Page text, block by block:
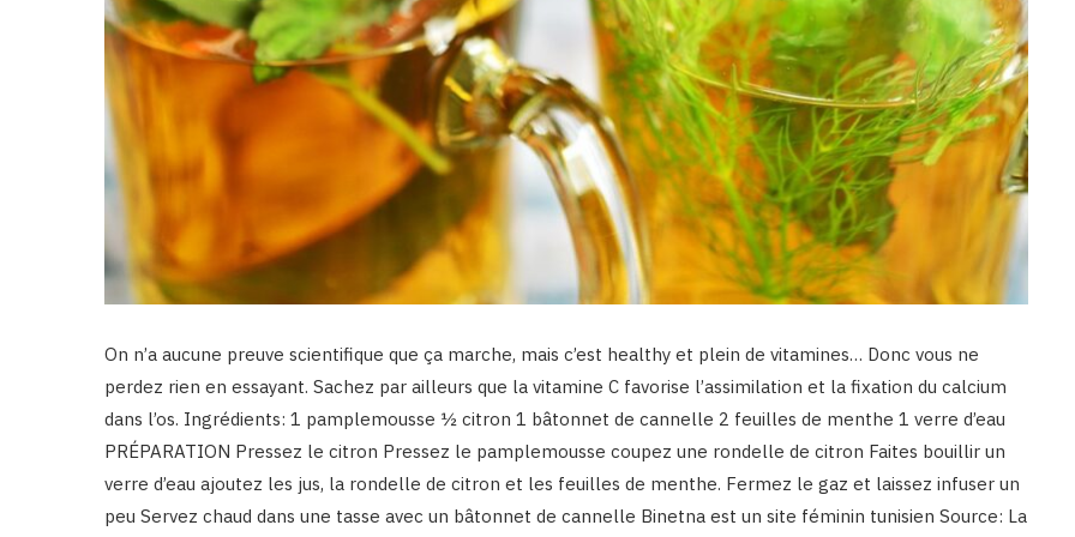
On n’a aucune preuve scientifique que ça marche, mais c’est healthy et plein de vitamines… Donc vous ne
perdez rien en essayant. Sachez par ailleurs que la vitamine C favorise l’assimilation et la fixation du calcium
dans l’os. Ingrédients: 1 pamplemousse ½ citron 1 bâtonnet de cannelle 2 feuilles de menthe 1 verre d’eau
PRÉPARATION Pressez le citron Pressez le pamplemousse coupez une rondelle de citron Faites bouillir un
verre d’eau ajoutez les jus, la rondelle de citron et les feuilles de menthe. Fermez le gaz et laissez infuser un
peu Servez chaud dans une tasse avec un bâtonnet de cannelle Binetna est un site féminin tunisien Source: La